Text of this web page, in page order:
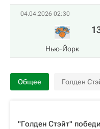
04.04.2026 02:30
Нью-Йорк
Общее Голден
"Голден Стэйт"